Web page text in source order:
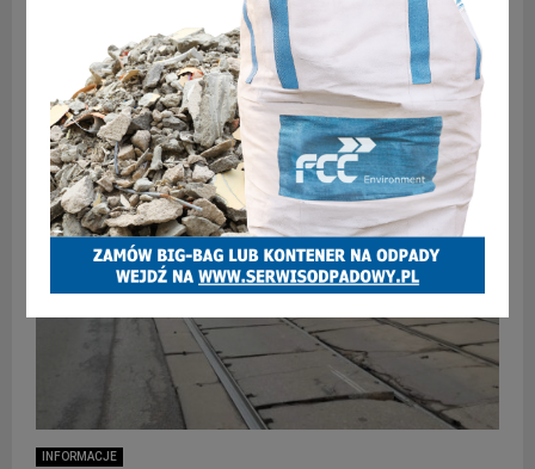
swojej działalności. To jedna z najdłużej funkcjonujących firm
katowickiej strefy ekonomicznej. Aktualnie firma nadal się
rozwija i rekrutuje nowych...
INFORMACJE